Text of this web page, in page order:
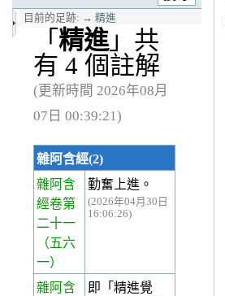
目前的足跡: → 精進
「 精進 」共
有 4 個註解
(更新時間 2026年08月
07日 00:39:21)
雜阿含經(2)
雜阿含
經卷第
二十一
（五六
一）
勤奮上進。
(2026年04月30日
16:06:26)
雜阿含
即「精進覺